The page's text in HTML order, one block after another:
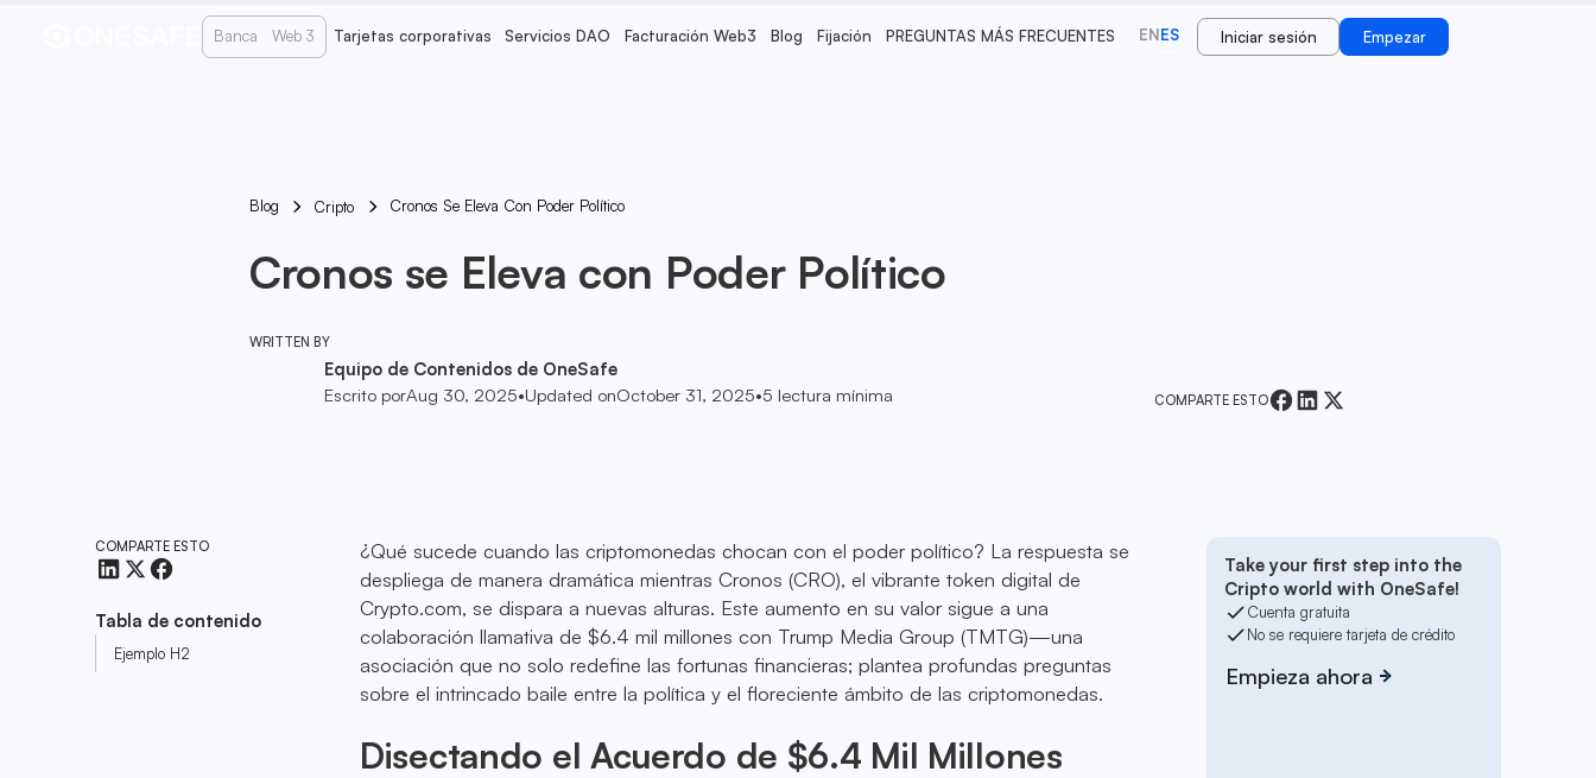
Banca Web 3 Tarjetas corporativas Servicios DAO Facturación Web3 Blog Fijación PREGUNTAS MÁS FRECUENTES ENES Iniciar sesión Empezar
Blog Cripto Cronos Se Eleva Con Poder Político
Cronos se Eleva con Poder Político
WRITTEN BY
Equipo de Contenidos de OneSafe
Escrito porAug 30, 2025•Updated onOctober 31, 2025•5 lectura mínima COMPARTE ESTO
COMPARTE ESTO
Tabla de contenido
Ejemplo H2
¿Qué sucede cuando las criptomonedas chocan con el poder político? La respuesta se
despliega de manera dramática mientras Cronos (CRO), el vibrante token digital de
Crypto.com, se dispara a nuevas alturas. Este aumento en su valor sigue a una
colaboración llamativa de $6.4 mil millones con Trump Media Group (TMTG)—una
asociación que no solo redefine las fortunas financieras; plantea profundas preguntas
sobre el intrincado baile entre la política y el floreciente ámbito de las criptomonedas.
Disectando el Acuerdo de $6.4 Mil Millones
Take your first step into the
Cripto world with OneSafe!
Cuenta gratuita
No se requiere tarjeta de crédito
Empieza ahora